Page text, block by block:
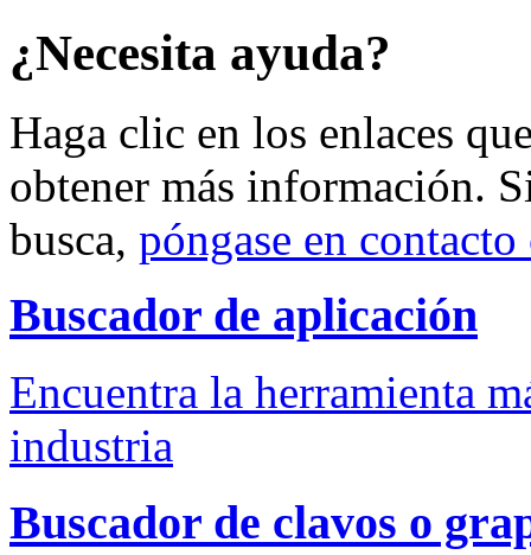
¿Necesita ayuda?
Haga clic en los enlaces
obtener más información.
busca, póngase en
Buscador de aplicación
Encuentra la herramienta
industria
Buscador de clavos o